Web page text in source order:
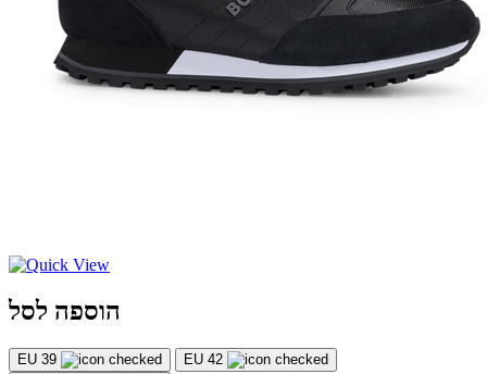
הוספה לסל
EU 39
EU 42